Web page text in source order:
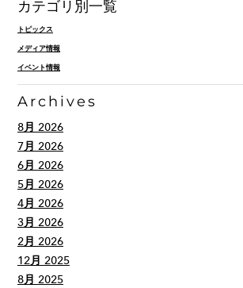
カテゴリ別一覧
トピックス
メディア情報
イベント情報
Archives
8月 2026
7月 2026
6月 2026
5月 2026
4月 2026
3月 2026
2月 2026
12月 2025
8月 2025